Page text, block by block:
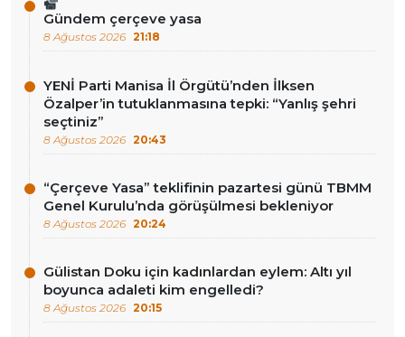
Gündem çerçeve yasa
8 Ağustos 2026 21:18
YENİ Parti Manisa İl Örgütü’nden İlksen
Özalper’in tutuklanmasına tepki: “Yanlış şehri
seçtiniz”
8 Ağustos 2026 20:43
“Çerçeve Yasa” teklifinin pazartesi günü TBMM
Genel Kurulu’nda görüşülmesi bekleniyor
8 Ağustos 2026 20:24
Gülistan Doku için kadınlardan eylem: Altı yıl
boyunca adaleti kim engelledi?
8 Ağustos 2026 20:15